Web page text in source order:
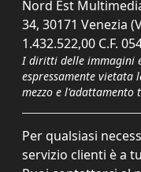
Nord Est
34, 30171 Venezia
1.432.522,00 C.F.
I diritti delle immagini
espressamente
mezzo e l'adattamento
Per qualsiasi
servizio clienti è a